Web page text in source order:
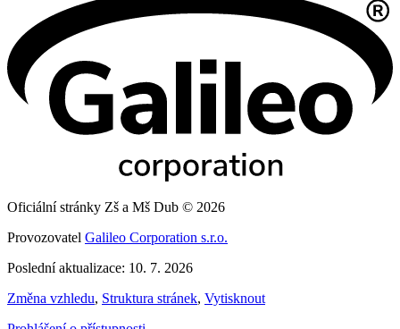
Oficiální stránky Zš a Mš Dub © 2026
Provozovatel Galileo Corporation s.r.o.
Poslední aktualizace: 10. 7. 2026
Změna vzhledu, Struktura stránek, Vytisknout